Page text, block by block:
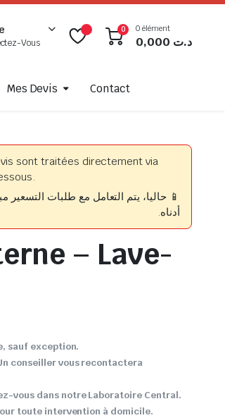
Vous
0 0 élément
د.ت
Mes Devis Contact
sont traitées directement via
📱 حاليا، يتم التعامل مع طلبات
أدناه.
– Lave-
sauf exception.
conseiller vous recontactera
vous dans notre Laboratoire Central.
toute intervention à domicile.